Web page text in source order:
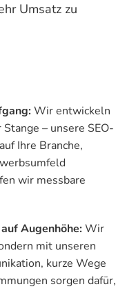
Umsatz zu
Wir entwickeln
– unsere SEO-
Ihre Branche,
wir messbare
Augenhöhe:Wir
mit unseren
kurze Wege
sorgen dafür,